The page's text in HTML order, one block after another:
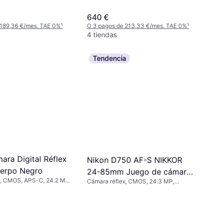
€/mes. TAE 0%¹
640 €
O 3 pagos de 213,33 €/mes. TAE 0%¹
4 tiendas
Digital Réflex
Negro
CMOS, APS-C, 24.2 MP,
Tendencia
Nikon D750 AF-S NIKKOR
24-85mm Juego de cámara
S
Cámara réflex, CMOS, 24.3 MP,